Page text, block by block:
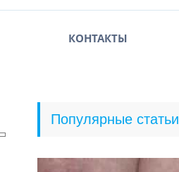
КОНТАКТЫ
Популярные статьи